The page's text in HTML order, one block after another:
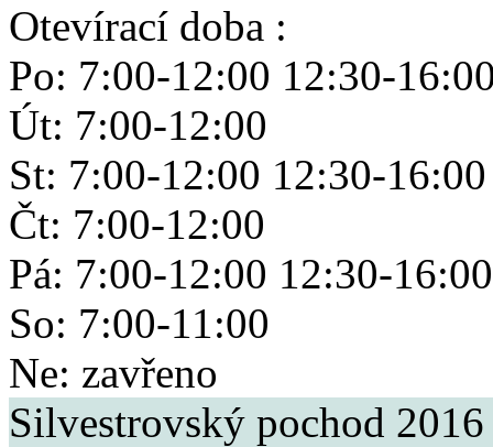
Otevírací doba :
Po: 7:00-12:00 12:30-
Út: 7:00-12:00
St: 7:00-12:00 12:30-16:00
Čt: 7:00-12:00
Pá: 7:00-12:00 12:30-16:00
So: 7:00-11:00
Ne: zavřeno
Silvestrovský pochod 2016